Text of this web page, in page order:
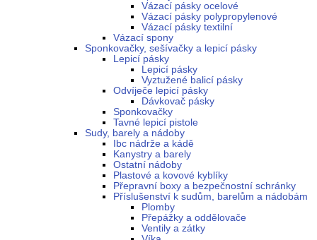
Vázací pásky ocelové
Vázací pásky polypropylenové
Vázací pásky textilní
Vázací spony
Sponkovačky, sešívačky a lepicí pásky
Lepicí pásky
Lepicí pásky
Vyztužené balicí pásky
Odvíječe lepicí pásky
Dávkovač pásky
Sponkovačky
Tavné lepicí pistole
Sudy, barely a nádoby
Ibc nádrže a kádě
Kanystry a barely
Ostatní nádoby
Plastové a kovové kyblíky
Přepravní boxy a bezpečnostní schránky
Příslušenství k sudům, barelům a nádobám
Plomby
Přepážky a oddělovače
Ventily a zátky